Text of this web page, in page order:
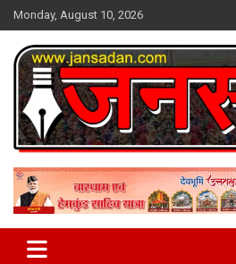
Skip
to
content
Monday, August 10, 2026
Jan Sadan